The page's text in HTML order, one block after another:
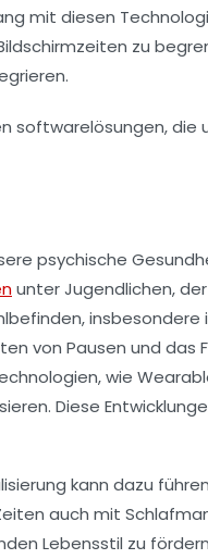
mit diesen
zu
psychische
unter Jugendlichen, der
, insbesondere
von Pausen und das
wie
Diese
kann dazu
auch mit
Lebensstil zu